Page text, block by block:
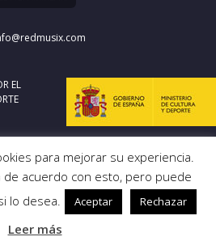
EL
para mejorar su experiencia.
acuerdo con esto, pero puede
lo desea.
Aceptar Rechazar
Leer más